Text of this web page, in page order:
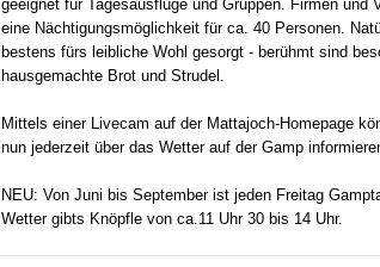
geeignet für Tagesausflüge und Gruppen. Firmen und
eine Nächtigungsmöglichkeit für ca. 40 Personen.
bestens fürs leibliche Wohl gesorgt - berühmt sind
hausgemachte Brot und Strudel.
Mittels einer Livecam auf der Mattajoch-Homepage
nun jederzeit über das Wetter auf der Gamp
NEU: Von Juni bis September ist jeden Freitag
Wetter gibts Knöpfle von ca.11 Uhr 30 bis 14 Uhr.